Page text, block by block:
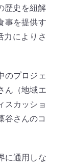
歴史を紐解
事を提供す
力によりさ
のプロジェ
ん（地域エ
スカッショ
谷さんのコ
に通用しな